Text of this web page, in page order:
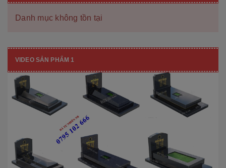
Danh mục không tồn tại
VIDEO SẢN PHẨM 1